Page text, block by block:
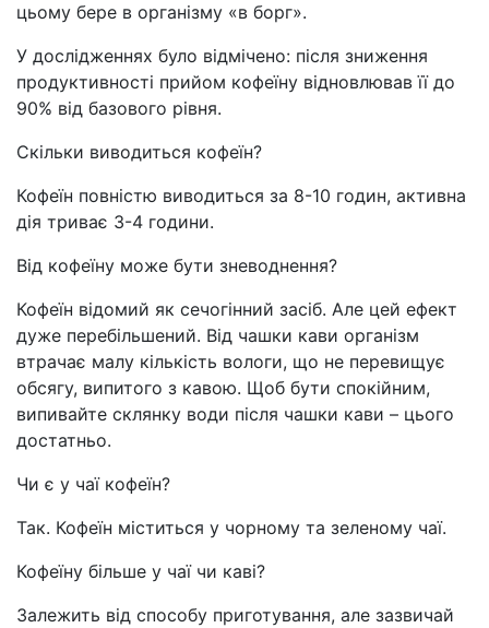
цьому бере в організму «в борг».
У дослідженнях було відмічено: після зниження
продуктивності прийом кофеїну відновлював її до
90% від базового рівня.
Скільки виводиться кофеїн?
Кофеїн повністю виводиться за 8-10 годин, активна
дія триває 3-4 години.
Від кофеїну може бути зневоднення?
Кофеїн відомий як сечогінний засіб. Але цей ефект
дуже перебільшений. Від чашки кави організм
втрачає малу кількість вологи, що не перевищує
обсягу, випитого з кавою. Щоб бути спокійним,
випивайте склянку води після чашки кави – цього
достатньо.
Чи є у чаї кофеїн?
Так. Кофеїн міститься у чорному та зеленому чаї.
Кофеїну більше у чаї чи каві?
Залежить від способу приготування, але зазвичай